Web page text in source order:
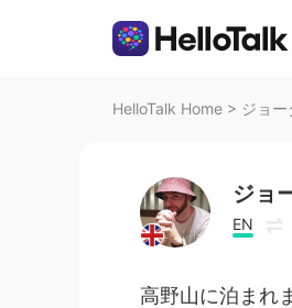
HelloTalk Home > ジョ
ジョ
EN
高野山に泊まれ